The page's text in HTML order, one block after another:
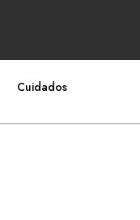
Cuidados